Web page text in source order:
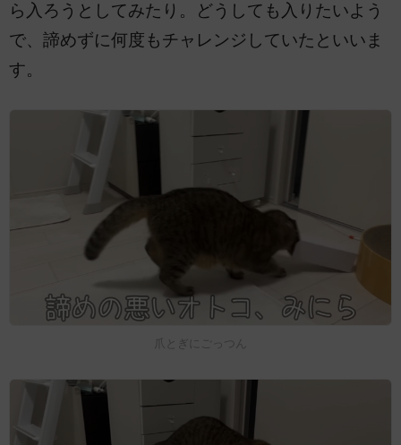
ら入ろうとしてみたり。どうしても入りたいよう
で、諦めずに何度もチャレンジしていたといいま
す。
爪とぎにごっつん